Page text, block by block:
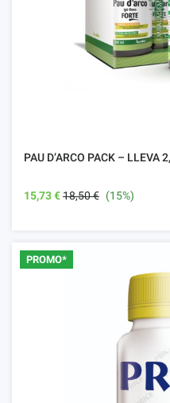
PAU D’ARCO PACK – LLEVA
15,73 €18,50 € (15%)
PROMO*